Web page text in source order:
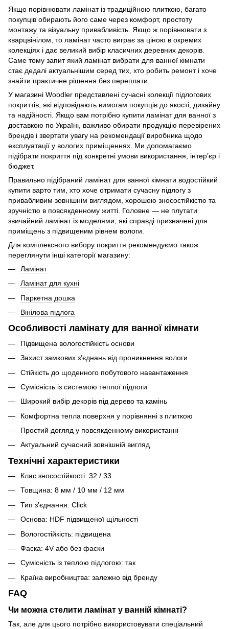
Якщо порівнювати ламінат із традиційною плиткою, багато
покупців обирають його саме через комфорт, простоту
монтажу та візуальну привабливість. Якщо ж порівнювати з
кварцвінілом, то ламінат часто виграє за ціною в окремих
колекціях і дає великий вибір класичних деревних декорів.
Саме тому запит який ламінат вибрати для ванної кімнати
стає дедалі актуальнішим серед тих, хто робить ремонт і хоче
знайти практичне рішення без переплати.
У магазині Woodler представлені сучасні колекції підлогових
покриттів, які відповідають вимогам покупців до якості, дизайну
та надійності. Якщо вам потрібно купити ламінат для ванної з
доставкою по Україні, важливо обирати продукцію перевірених
брендів і звертати увагу на рекомендації виробника щодо
експлуатації у вологих приміщеннях. Ми допомагаємо
підібрати покриття під конкретні умови використання, інтер’єр і
бюджет.
Правильно підібраний ламінат для ванної кімнати водостійкий
купити варто тим, хто хоче отримати сучасну підлогу з
привабливим зовнішнім виглядом, хорошою зносостійкістю та
зручністю в повсякденному житті. Головне — не плутати
звичайний ламінат із моделями, які справді призначені для
приміщень з підвищеним рівнем вологи.
Для комплексного вибору покриття рекомендуємо також
переглянути інші категорії магазину:
Ламінат
Ламінат для кухні
Паркетна дошка
Вінілова підлога
Особливості ламінату для ванної кімнати
Підвищена вологостійкість основи
Захист замкових з’єднань від проникнення вологи
Стійкість до щоденного побутового навантаження
Сумісність із системою теплої підлоги
Широкий вибір декорів під дерево та камінь
Комфортна тепла поверхня у порівнянні з плиткою
Простий догляд у повсякденному використанні
Актуальний сучасний зовнішній вигляд
Технічні характеристики
Клас зносостійкості: 32 / 33
Товщина: 8 мм / 10 мм / 12 мм
Тип з’єднання: Click
Основа: HDF підвищеної щільності
Вологостійкість: підвищена
Фаска: 4V або без фаски
Сумісність із теплою підлогою: так
Країна виробництва: залежно від бренду
FAQ
Чи можна стелити ламінат у ванній кімнаті?
Так, але для цього потрібно використовувати спеціальний